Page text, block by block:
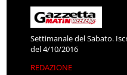
Settimanale del Sabato.
del 4/10/2016
REDAZIONE